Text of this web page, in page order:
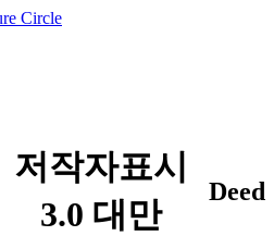
Circle
저작자표시
3.0 대만
Deed